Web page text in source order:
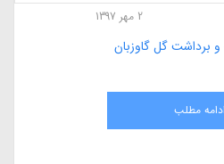
2 مهر 1397
برداشت گل گاوزبان
ادامه مطلب